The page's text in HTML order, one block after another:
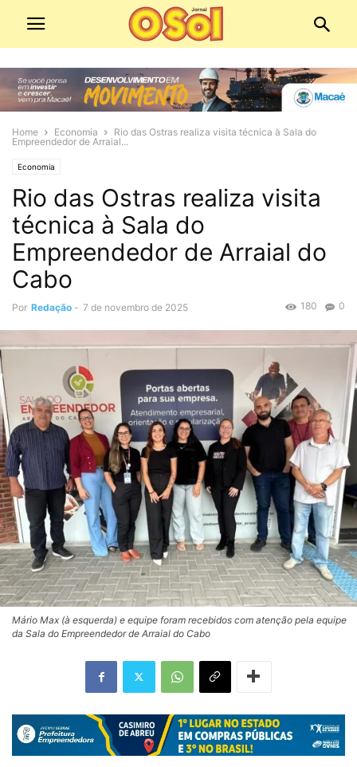
Home Economia
Rio das Ostras realiza visita técnica à Sala do
Empreendedor de Arraial...
Economia
Rio das Ostras realiza visita
técnica à Sala do
Empreendedor de Arraial do
Cabo
Por Redação - 7 de novembro de 2025 0
180
Mário Max (à esquerda) e equipe foram recebidos com atenção pela equipe
da Sala do Empreendedor de Arraial do Cabo